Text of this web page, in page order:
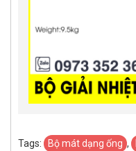
Tags: Bộ mát dạng ống ,